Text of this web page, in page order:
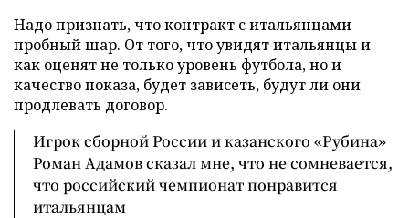
Надо признать, что контракт с итальянцами –
пробный шар. От того, что увидят итальянцы и
как оценят не только уровень футбола, но и
качество показа, будет зависеть, будут ли они
продлевать договор.
Игрок сборной России и казанского «Рубина»
Роман Адамов сказал мне, что не сомневается,
что российский чемпионат понравится
итальянцам